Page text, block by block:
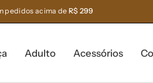
pedidos acima de R$ 299
Adulto Acessórios